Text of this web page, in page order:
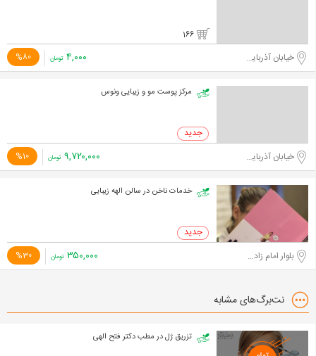
166
خیابان آذربایجان %80 ۴,۰۰۰ تومان
مرکز پوست مو و زیبایی ونوس
خیابان آذربایجان %10 ۹,۷۲۰,۰۰۰ تومان
خدمات ناخن در سالن الهه زیبایی
بلوار امام زاده حسن %30 ۳۵۰,۰۰۰ تومان
نت‌برگ‌های مشابه
تزریق ژل در مطب دکتر فتح الهی